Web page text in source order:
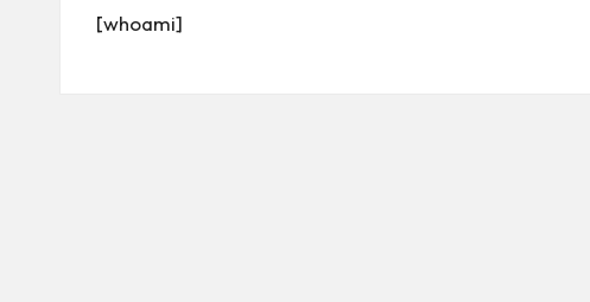
[whoami]